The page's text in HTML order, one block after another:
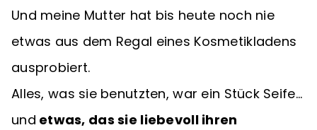
Und meine Mutter hat bis heute noch nie
etwas aus dem Regal eines Kosmetikladens
ausprobiert.
Alles, was sie benutzten, war ein Stück Seife…
und etwas, das sie liebevoll ihren